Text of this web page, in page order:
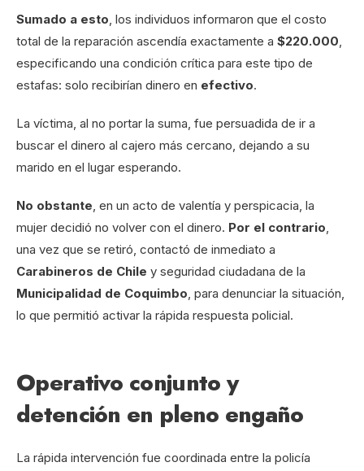
Sumado a esto, los individuos informaron que el costo
total de la reparación ascendía exactamente a $220.000,
especificando una condición crítica para este tipo de
estafas: solo recibirían dinero en efectivo.
La víctima, al no portar la suma, fue persuadida de ir a
buscar el dinero al cajero más cercano, dejando a su
marido en el lugar esperando.
No obstante, en un acto de valentía y perspicacia, la
mujer decidió no volver con el dinero. Por el contrario,
una vez que se retiró, contactó de inmediato a
Carabineros de Chile y seguridad ciudadana de la
Municipalidad de Coquimbo, para denunciar la situación,
lo que permitió activar la rápida respuesta policial.
Operativo conjunto y
detención en pleno engaño
La rápida intervención fue coordinada entre la policía